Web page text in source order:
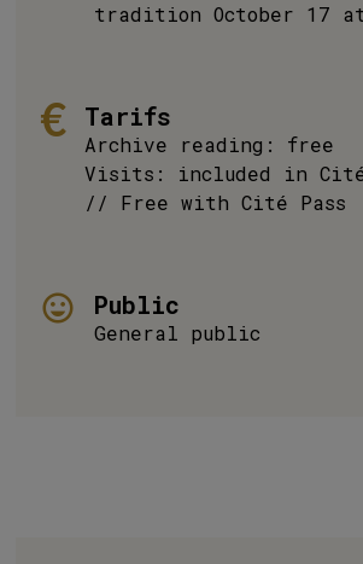
tradition October 17 at
Tarifs
Archive reading: free
Visits: included in Cité
// Free with Cité Pass
Public
General public